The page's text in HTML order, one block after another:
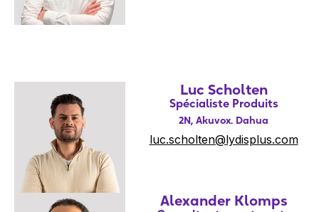
Luc Scholten
Spécialiste Produits
2N, Akuvox. Dahua
luc.scholten@lydisplus.com
Alexander Klomps